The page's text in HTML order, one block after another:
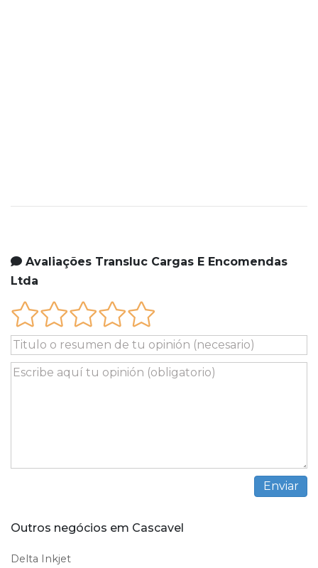
Avaliações Transluc Cargas E Encomendas
Ltda
Outros negócios em Cascavel
Delta Inkjet